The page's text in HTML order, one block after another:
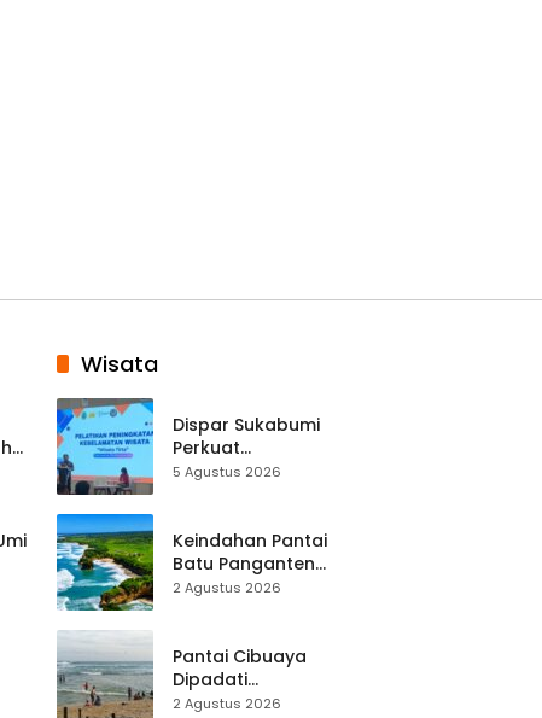
Wisata
Dispar Sukabumi
Perkuat
Keselamatan
Mitigasi hingga
Teknik Evakuasi
5 Agustus 2026
Keindahan Pantai
Batu Panganten
Mulai Dilirik
2 Agustus 2026
Pantai Cibuaya
Dipadati
Wisatawan,
2 Agustus 2026